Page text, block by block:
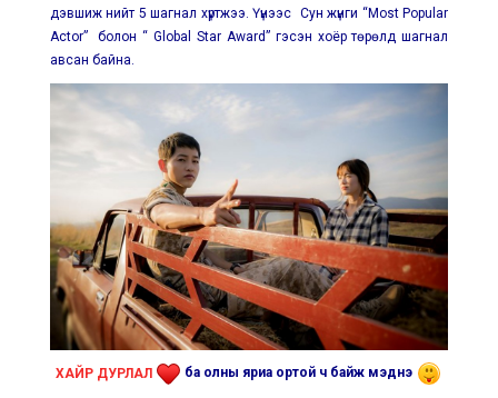
дэвшиж нийт 5 шагнал хүртжээ. Үүнээс Сун жүнги “Most Popular
Actor” болон “ Global Star Award” гэсэн хоёр төрөлд шагнал
авсан байна.
ХАЙР ДУРЛАЛ ба олны яриа ортой ч байж мэднэ